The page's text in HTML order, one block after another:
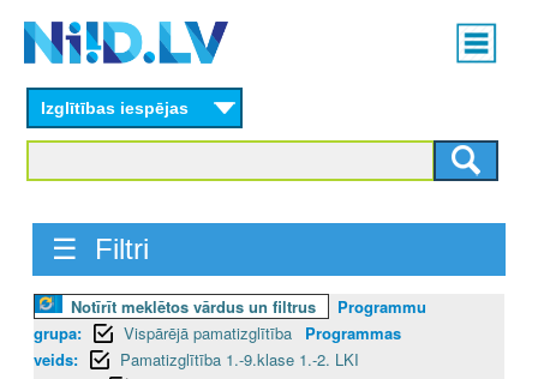
content
Main
menu
Izglītības iespējas
☰ Filtri
Notīrīt meklētos vārdus un filtrus
Programmu
grupa:
Vispārējā pamatizglītība
Programmas
veids:
Pamatizglītība 1.-9.klase 1.-2. LKI